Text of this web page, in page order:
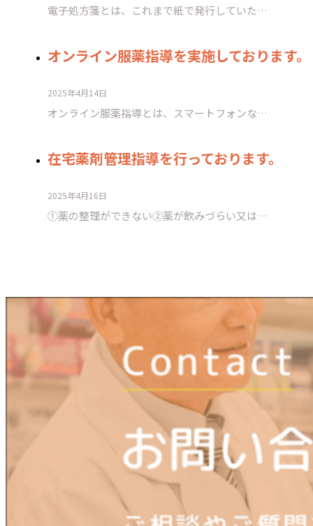
電子処方箋とは、これまで紙で発行していた…
オンライン服薬指導を実施しております。
2025年4月14日
オンライン服薬指導とは、スマートフォンな…
在宅薬剤管理指導を行っております。
2025年4月16日
①薬の整理ができない②薬が飲みづらい又は…